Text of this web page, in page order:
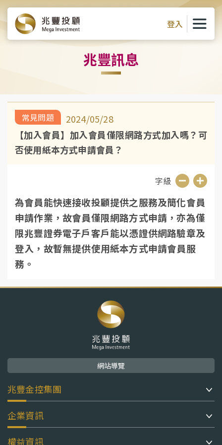
登入
兆豐訊息
常見問題
【加入會員】加入會員僅限網路方式加入嗎？可
否使用紙本方式申請會員？
2024/05/28
字級
縮
小
字
級
放
大
字
級
為會員能快速接收投顧提供之服務及簡化會員
申請作業，故會員僅限網路方式申請，亦為僅
限兆豐證券電子戶客戶能以憑證供網路驗章及
登入，故暫無提供使用紙本方式申請會員服
務。
網站導覽
兆豐金控集團
企業資訊
權益資訊